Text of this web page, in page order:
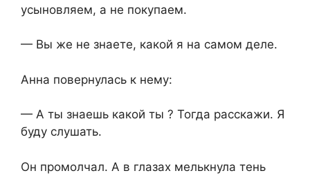
усыновляем, а не покупаем.
— Вы же не знаете, какой я на самом деле.
Анна повернулась к нему:
— А ты знаешь какой ты ? Тогда расскажи. Я
буду слушать.
Он промолчал. А в глазах мелькнула тень